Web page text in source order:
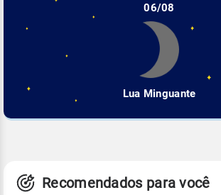
06/08
Lua Minguante
Recomendados para você